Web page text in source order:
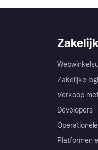
Zakelijke
Verkoop
Developers
Platformen